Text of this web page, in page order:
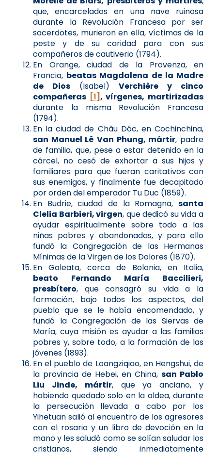
que, encarcelados en una nave ruinosa
durante la Revolución Francesa por ser
sacerdotes, murieron en ella, víctimas de la
peste y de su caridad para con sus
compañeros de cautiverio (1794).
En Orange, ciudad de la Provenza, en
Francia, beatas Magdalena de la Madre
de Dios (Isabel) Verchière y cinco
compañeras [1], vírgenes, martirizadas
durante la misma Revolución Francesa
(1794).
En la ciudad de Châu Dôc, en Cochinchina,
san Manuel Lê Van Phung, mártir, padre
de familia, que, pese a estar detenido en la
cárcel, no cesó de exhortar a sus hijos y
familiares para que fueran caritativos con
sus enemigos, y finalmente fue decapitado
por orden del emperador Tu Duc (1859).
En Budrie, ciudad de la Romagna, santa
Clelia Barbieri, virgen, que dedicó su vida a
ayudar espiritualmente sobre todo a las
niñas pobres y abandonadas, y para ello
fundó la Congregación de las Hermanas
Mínimas de la Virgen de los Dolores (1870).
En Galeata, cerca de Bolonia, en Italia,
beato Fernando María Baccilieri,
presbítero, que consagró su vida a la
formación, bajo todos los aspectos, del
pueblo que se le había encomendado, y
fundó la Congregación de las Siervas de
María, cuya misión es ayudar a las familias
pobres y, sobre todo, a la formación de las
jóvenes (1893).
En el pueblo de Loangziqiao, en Hengshui, de
la provincia de Hebei, en China, san Pablo
Liu Jinde, mártir, que ya anciano, y
habiendo quedado solo en la aldea, durante
la persecución llevada a cabo por los
Yihetuan salió al encuentro de los agresores
con el rosario y un libro de devoción en la
mano y les saludó como se solían saludar los
cristianos, siendo inmediatamente